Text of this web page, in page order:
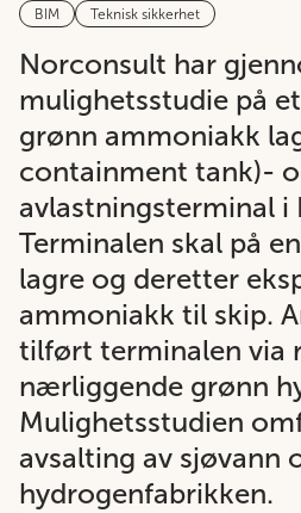
BIM Teknisk sikkerhet
Norconsult har
mulighetsstudie på
grønn ammoniakk
containment tank)-
avlastningsterminal i
Terminalen skal på
lagre og deretter
ammoniakk til skip.
tilført terminalen via
nærliggende grønn
Mulighetsstudien
avsalting av sjøvann
hydrogenfabrikken.